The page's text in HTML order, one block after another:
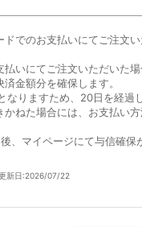
でのお支払いにてご注文い
払いにてご注文いただいた
金額分を確保します。
なりますため、20日を経過
かねた場合には、お支払い
、マイページにて与信確保
新日:2026/07/22